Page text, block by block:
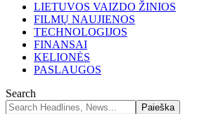
LIETUVOS VAIZDO ŽINIOS
FILMŲ NAUJIENOS
TECHNOLOGIJOS
FINANSAI
KELIONĖS
PASLAUGOS
Search